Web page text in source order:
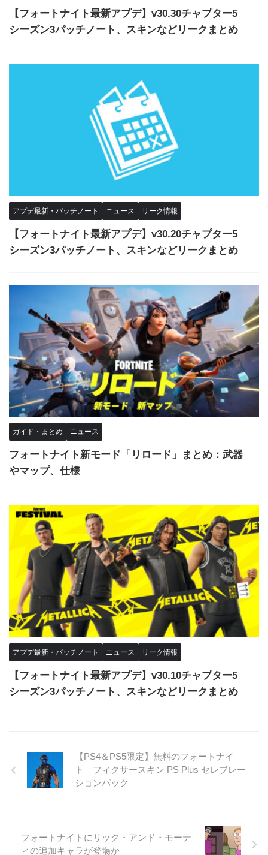
【フォートナイト最新アプデ】v30.30チャプター5
シーズン3パッチノート、スキンなどリークまとめ
アプデ最新・パッチノート ニュース リーク情報
【フォートナイト最新アプデ】v30.20チャプター5
シーズン3パッチノート、スキンなどリークまとめ
ガイド・まとめ ニュース
フォートナイト新モード「リロード」まとめ：武器
やマップ、仕様
アプデ最新・パッチノート ニュース リーク情報
【フォートナイト最新アプデ】v30.10チャプター5
シーズン3パッチノート、スキンなどリークまとめ
【PS4＆PS5限定】無料のフォートナイ
ト フィクサースキン PS Plus セレブレー
ションパック
フォートナイトにリック・アンド・モーテ
ィの追加キャラが登場か